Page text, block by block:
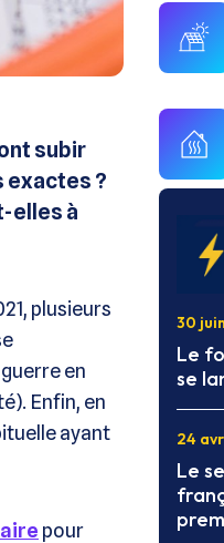
subir
exactes ?
elles à
plusieurs
en
Enfin, en
ayant
pour
30 juin
Le
se
24
Le